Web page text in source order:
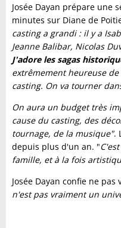
Josée Dayan prépare une
minutes sur Diane de
casting a grandi : il y a
Jeanne Balibar, Nicolas
J'adore les sagas
extrêmement heureuse
casting. On va tourner
On aura un budget très
cause du casting, des
tournage, de la musique".
depuis plus d'un an. "
famille, et à la fois
Josée Dayan confie ne
n'est pas vraiment un